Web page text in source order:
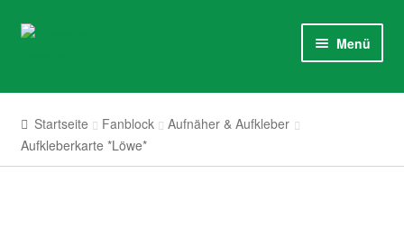
Zur
Springe
Menü
Nike
Bekleidung
Startseite Fanblock
Aufnäher & Aufkleber
Aufkleberkarte *Löwe*